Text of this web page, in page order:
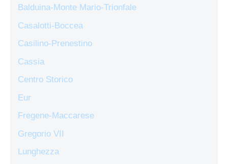
Balduina-Monte Mario-Trionfale
Casalotti-Boccea
Casilino-Prenestino
Cassia
Centro Storico
Eur
Fregene-Maccarese
Gregorio VII
Lunghezza